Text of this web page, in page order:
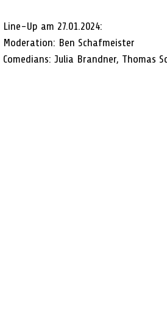
Line-Up am 27.01.2024:
Moderation: Ben Schafmeister
Comedians: Julia Brandner, Thomas